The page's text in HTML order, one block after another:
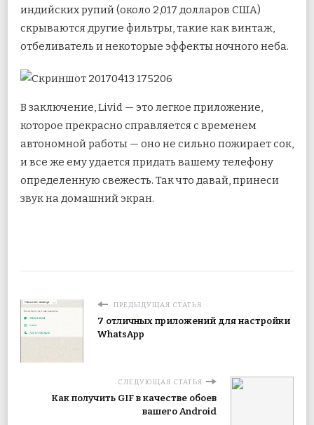
индийских рупий (около 2,017 долларов США)
скрываются другие фильтры, такие как винтаж,
отбеливатель и некоторые эффекты ночного неба.
В заключение, Livid — это легкое приложение,
которое прекрасно справляется с временем
автономной работы — оно не сильно пожирает сок,
и все же ему удается придать вашему телефону
определенную свежесть. Так что давай, принеси
звук на домашний экран.
ПРЕДЫДУЩАЯ СТАТЬЯ
7 отличных приложений для настройки
WhatsApp
СЛЕДУЮЩАЯ СТАТЬЯ
Как получить GIF в качестве обоев
вашего Android